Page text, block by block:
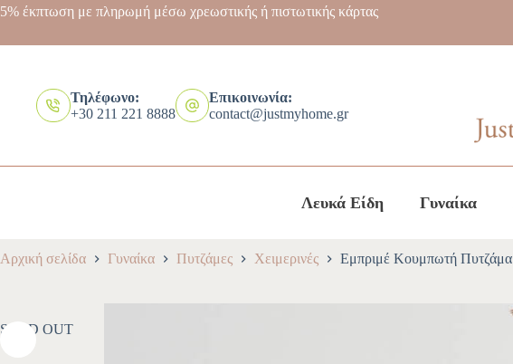
5% έκπτωση με πληρωμή μέσω χρεωστικής ή πιστωτικής κάρτας
Τηλέφωνο:
+30 211 221 8888
Επικοινωνία:
contact@justmyhome.gr
Λευκά Είδη Γυναίκα
Αρχική σελίδα Γυναίκα Πυτζάμες Χειμερινές Εμπριμέ Κουμπωτή Πυτζάμα
SOLD OUT